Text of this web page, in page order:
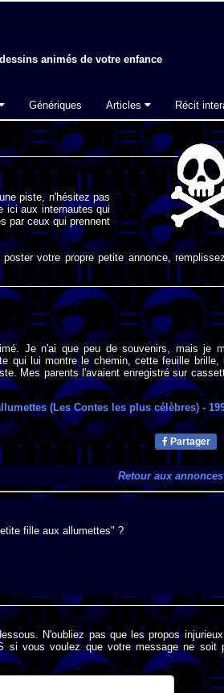
animés de votre enfance
Génériques Articles Récit
piste, n'hésitez pas
ici aux internautes qui
par ceux qui prennent
votre propre petite annonce,
Je n'ai que peu de souvenirs, mais je
qui lui montre le chemin, cette feuille brille,
Mes parents l'avaient enregistré sur
(Les Contes les plus célèbres) -
Partager
Retour aux annonces
fille aux allumettes" ?
N'oubliez pas que les propos
si vous voulez que votre message ne soit